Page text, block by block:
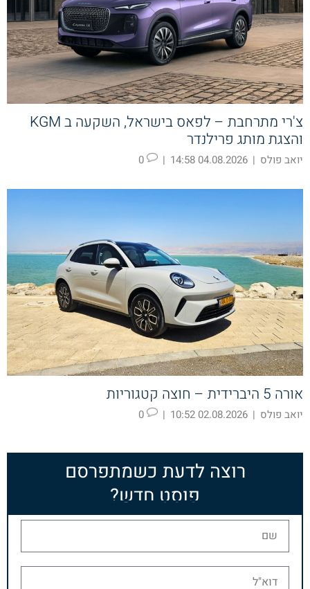
צ'רי מתרחבת – לפאס בישראל, השקעה ב KGM
והצגת מותג פרילנדר
יואב פולס |
04.08.2026 14:58
|
אורה 5 היברידית – חוצה קטגוריות
יואב פולס |
02.08.2026 10:52
|
רוצה לדעת כשמתפרסם
פוסט חדש?